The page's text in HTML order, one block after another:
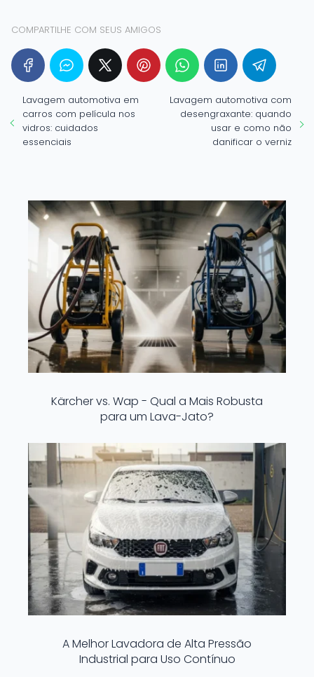
COMPARTILHE COM SEUS AMIGOS
Lavagem automotiva em
carros com película nos
vidros: cuidados
essenciais
Lavagem automotiva com
desengraxante: quando
usar e como não
danificar o verniz
Kärcher vs. Wap - Qual a Mais Robusta
para um Lava-Jato?
A Melhor Lavadora de Alta Pressão
Industrial para Uso Contínuo